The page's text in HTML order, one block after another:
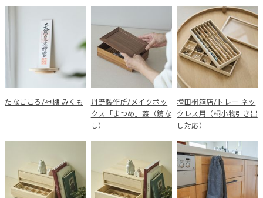
たなごころ/神棚 みくも
丹野製作所/メイクボッ
クス「まつめ」蓋（鏡な
し）
増田桐箱店/トレー ネッ
クレス用（桐小物引き出
し対応）